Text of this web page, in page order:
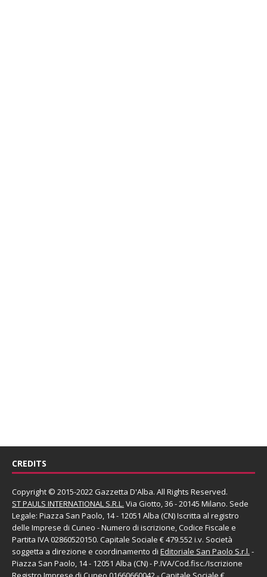
CREDITS
Copyright © 2015-2022 Gazzetta D'Alba. All Rights Reserved.
ST PAULS INTERNATIONAL S.R.L. Via Giotto, 36 - 20145 Milano. Sede
Legale: Piazza San Paolo, 14 - 12051 Alba (CN) Iscritta al registro
delle Imprese di Cuneo - Numero di iscrizione, Codice Fiscale e
Partita IVA 02860520150. Capitale Sociale € 479.552 i.v. Società
soggetta a direzione e coordinamento di Editoriale San Paolo S.r.l. -
Piazza San Paolo, 14 - 12051 Alba (CN) - P.IVA/Cod.fisc./Iscrizione